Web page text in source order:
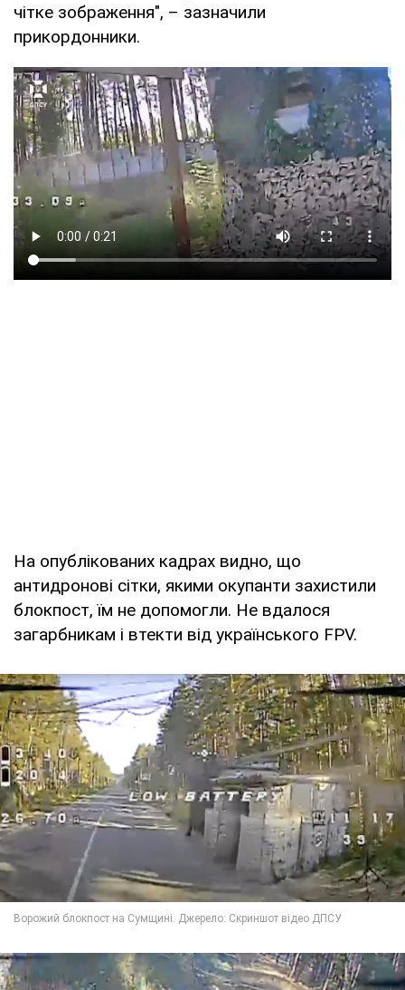
чітке зображення", – зазначили
прикордонники.
На опублікованих кадрах видно, що
антидронові сітки, якими окупанти захистили
блокпост, їм не допомогли. Не вдалося
загарбникам і втекти від українського FPV.